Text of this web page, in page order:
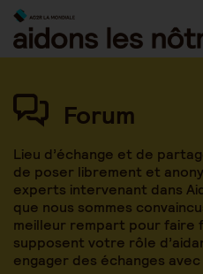
Skip
content
Forum
Lieu d’échange et de
de poser librement et
experts intervenant dans
que nous sommes
meilleur rempart pour faire
supposent votre rôle
engager des échanges